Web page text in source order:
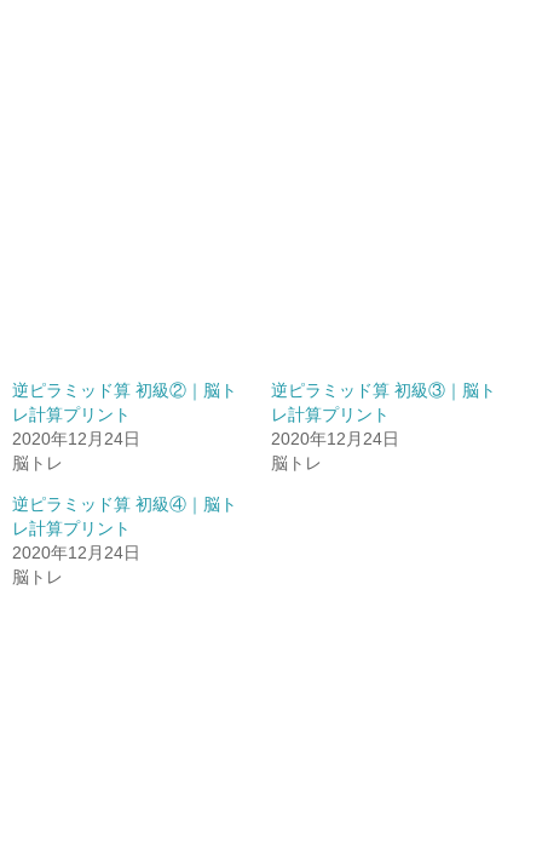
逆ピラミッド算 初級②｜脳ト
レ計算プリント
2020年12月24日
脳トレ
逆ピラミッド算 初級③｜脳ト
レ計算プリント
2020年12月24日
脳トレ
逆ピラミッド算 初級④｜脳ト
レ計算プリント
2020年12月24日
脳トレ